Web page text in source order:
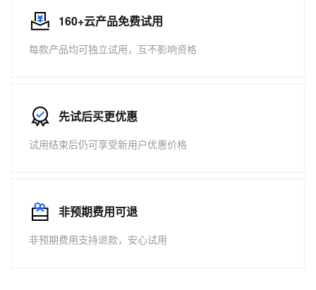
160+云产品免费试用
每款产品均可独立试用，互不影响资格
先试后买更优惠
试用结束后仍可享受新用户优惠价格
非预期费用可退
非预期费用支持退款，安心试用